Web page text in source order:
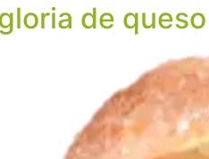
de queso